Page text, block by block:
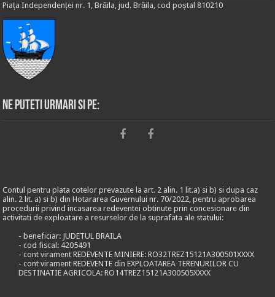
Piața Independenței nr. 1, Brăila, jud. Brăila, cod poștal 810210
Ne puteti urmari si pe:
Contul pentru plata cotelor prevazute la art. 2 alin. 1 lit.a) si b) si dupa caz
alin. 2 lit. a) si b) din Hotararea Guvernului nr. 70/2022, pentru aprobarea
procedurii privind incasarea redeventei obtinute prin concesionare din
activitati de exploatare a resurselor de la suprafata ale statului:
- beneficiar: JUDETUL BRAILA
- cod fiscal: 4205491
- cont virament REDEVENTE MINIERE: RO32TREZ15121A300501XXXX
- cont virament REDEVENTE din EXPLOATAREA TERENURILOR CU
DESTINATIE AGRICOLA: RO14TREZ15121A300505XXXX